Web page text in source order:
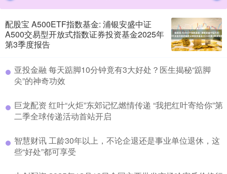
配股宝 A500ETF指数基金: 浦银安盛中证
A500交易型开放式指数证券投资基金2025年
第3季度报告
​亚投金融 每天踮脚10分钟竟有3大好处？医生揭秘“踮脚
尖”的神奇功效
​巨龙配资 红叶“火炬”东郊记忆燃情传递 “我把红叶寄给你”第
二季全球传递活动首站开启
​智慧财讯 工龄30年以上，不论企退还是事业单位退休，这
些“好处”都可享受